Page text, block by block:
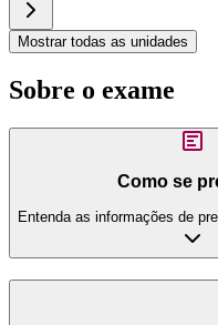
Mostrar todas as unidades
Sobre o exame
Como se
Entenda as informações de